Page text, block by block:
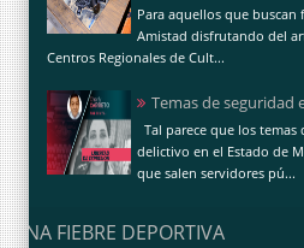
Para aquellos que buscan
Amistad disfrutando del
Centros Regionales de Cult...
Temas de seguridad
Tal parece que los
delictivo en el Estado de
que salen servidores pú...
UNA FIEBRE DEPORTIVA